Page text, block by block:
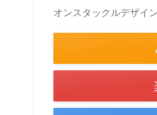
オンスタックルデザイン